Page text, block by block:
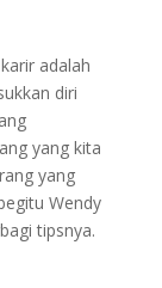
adalah
diri
yang kita
yang
Wendy
tipsnya.